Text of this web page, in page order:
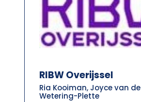
RIBW Overijssel
Ria Kooiman, Joyce van de
Wetering-Plette